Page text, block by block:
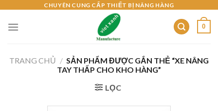
content
CHUYÊN CUNG CẤP THIẾT BỊ NÂNG HÀNG
0
TRANG CHỦ / SẢN PHẨM ĐƯỢC GẮN THẺ “XE NÂNG
TAY THẤP CHO KHO HÀNG”
LỌC